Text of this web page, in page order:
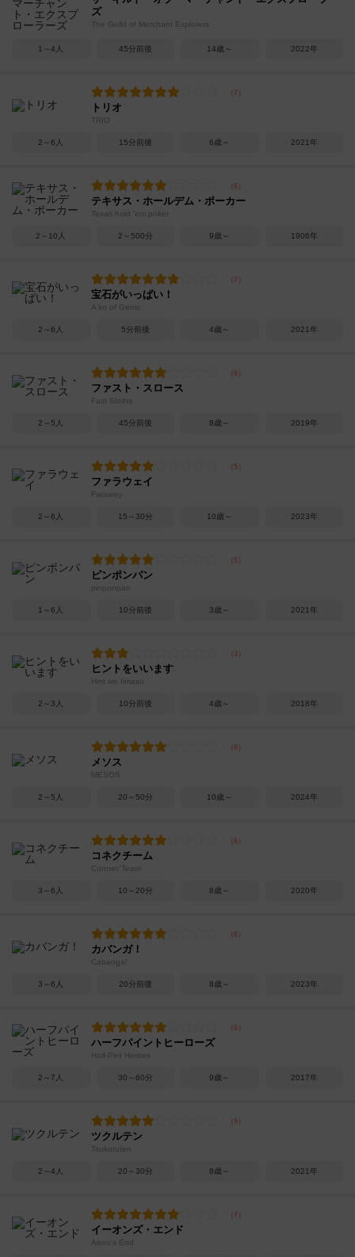
ズ
The Guild of Merchant Explorers
1～4人 45分前後 14歳～ 2022年
トリオ
TRIO
2～6人 15分前後 6歳～ 2021年
テキサス・ホールデム・ポーカー
Texas hold 'em poker
2～10人 2～500分 9歳～ 1906年
宝石がいっぱい！
A lot of Gems
2～6人 5分前後 4歳～ 2021年
ファスト・スロース
Fast Sloths
2～5人 45分前後 8歳～ 2019年
ファラウェイ
Faraway
2～6人 15～30分 10歳～ 2023年
ピンポンパン
pinponpan
1～6人 10分前後 3歳～ 2021年
ヒントをいいます
Hint wo Iimasu
2～3人 10分前後 4歳～ 2018年
メソス
MESOS
2～5人 20～50分 10歳～ 2024年
コネクチーム
Connec'Team
3～6人 10～20分 8歳～ 2020年
カバンガ！
Cabanga!
3～6人 20分前後 8歳～ 2023年
ハーフパイントヒーローズ
Half-Pint Heroes
2～7人 30～60分 9歳～ 2017年
ツクルテン
Tsukuruten
2～4人 20～30分 8歳～ 2021年
イーオンズ・エンド
Aeon's End